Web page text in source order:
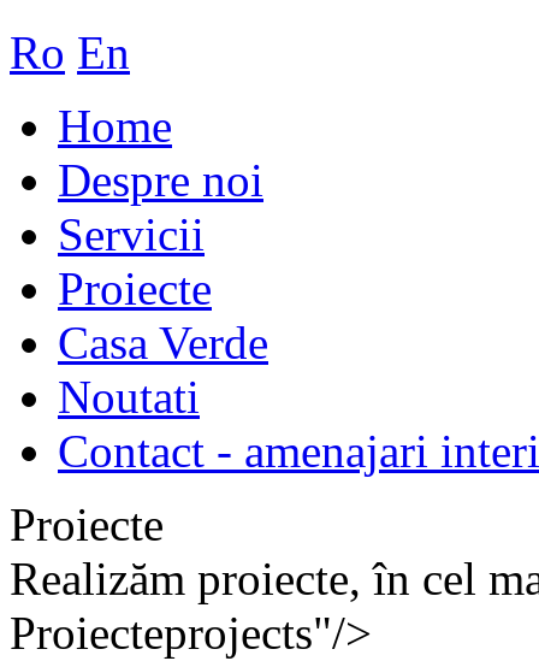
Ro En
Home
Despre noi
Servicii
Proiecte
Casa Verde
Noutati
Contact - amenajari
Proiecte
Realizăm proiecte, în cel
Proiecteprojects"/>